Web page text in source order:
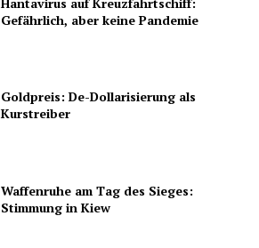
Gefährlich, aber keine Pandemie
Goldpreis: De-Dollarisierung als
Kurstreiber
Waffenruhe am Tag des Sieges:
Stimmung in Kiew